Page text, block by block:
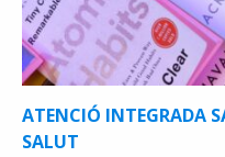
ATENCIÓ INTEGRADA
SALUT